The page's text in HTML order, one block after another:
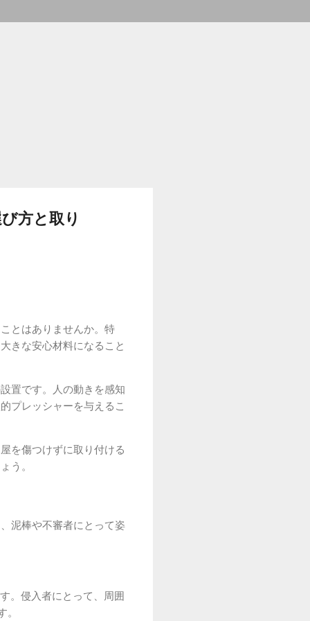
方と取り
とはありませんか。特
きな安心材料になること
置です。人の動きを感知
プレッシャーを与えるこ
を傷つけずに取り付ける
う。
泥棒や不審者にとって姿
。侵入者にとって、周囲